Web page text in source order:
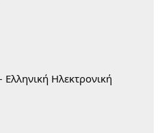
Ηλεκτρονική